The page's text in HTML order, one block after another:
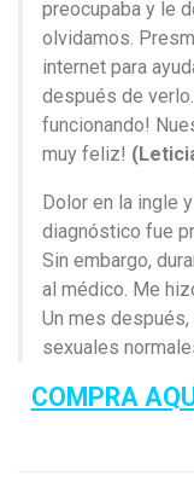
preocupaba y le
olvidamos.
internet para
después de
funcionando!
muy feliz!
Dolor en la ingle
diagnóstico fue
Sin embargo,
al médico. Me
Un mes después,
sexuales
COMPRA